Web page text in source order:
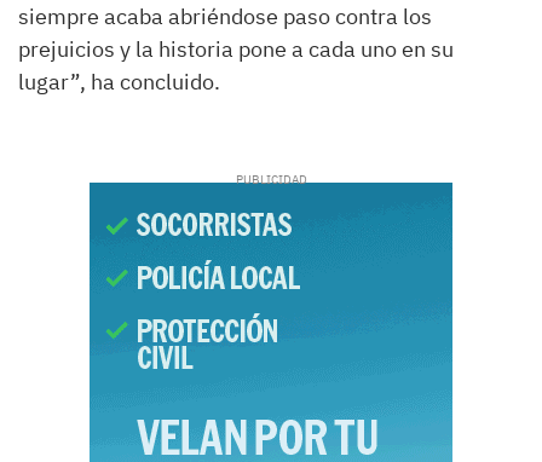
siempre acaba abriéndose paso contra los
prejuicios y la historia pone a cada uno en su
lugar”, ha concluido.